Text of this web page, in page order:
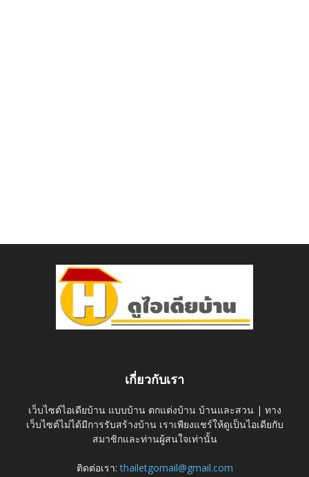
เกี่ยวกับเรา
เว็บไซต์ไอเดียบ้าน แบบบ้าน ตกแต่งบ้าน บ้านและสวน | ทาง
เว็บไซต์ไม่ได้มีการรับสร้างบ้าน เราเพียงแชร์ให้ดูเป็นไอเดียกับ
สมาชิกและท่านผู้สนใจเท่านั้น
ติดต่อเรา:thailetgomail@gmail.com